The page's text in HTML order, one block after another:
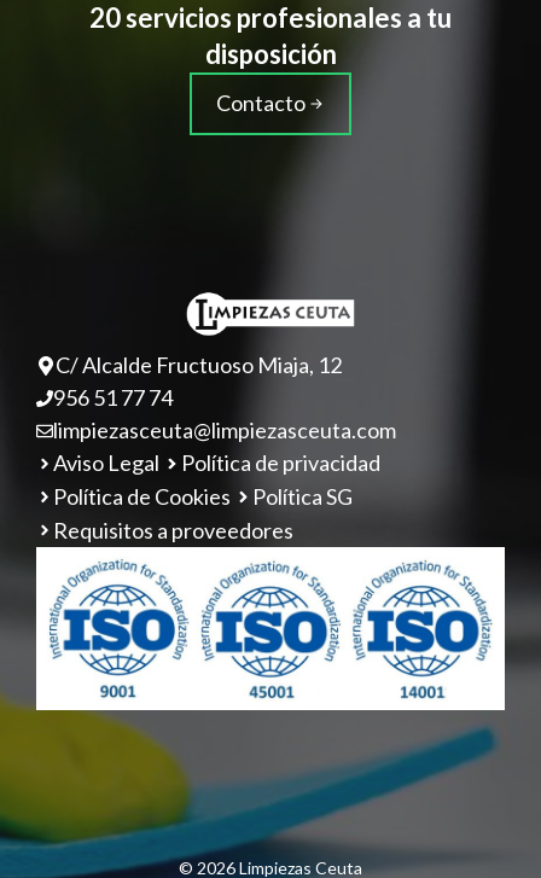
20 servicios profesionales a tu
disposición
Contacto
C/ Alcalde Fructuoso Miaja, 12
956 51 77 74
limpiezasceuta@limpiezasceuta.com
Aviso Legal
Política de privacidad
Política de Cookies
Política SG
Requisitos a proveedores
© 2026 Limpiezas Ceuta